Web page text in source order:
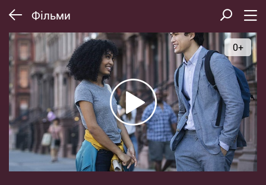
Фільми
0+